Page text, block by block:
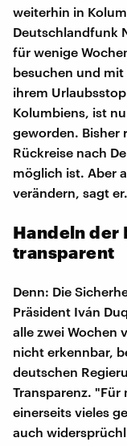
weiterhin in
Deutschlandfunk
für wenige
besuchen und mit
ihrem
Kolumbiens, ist
geworden. Bisher
Rückreise nach
möglich ist. Aber
verändern, sagt er.
Handeln der
transparent
Denn: Die
Präsident Iván
alle zwei Wochen
nicht erkennbar,
deutschen
Transparenz. "Für
einerseits vieles
auch